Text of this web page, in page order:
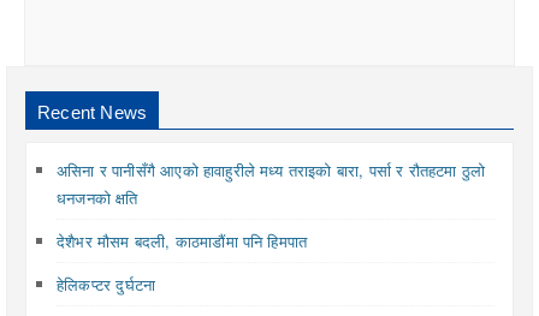
Recent News
असिना र पानीसँगै आएको हावाहुरीले मध्य तराइको बारा, पर्सा र रौतहटमा ठुलो
धनजनको क्षति
देशैभर मौसम बदली, काठमाडौंमा पनि हिमपात
हेलिकप्टर दुर्घटना